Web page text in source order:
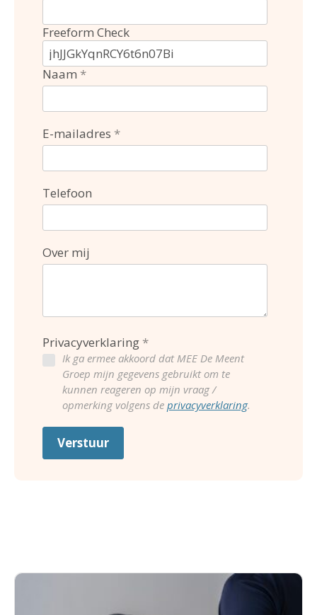
Freeform Check
Naam
E-mailadres
Telefoon
Over mij
Privacyverklaring
Ik ga ermee akkoord dat MEE De Meent
Groep mijn gegevens gebruikt om te
kunnen reageren op mijn vraag /
opmerking volgens de privacyverklaring.
Verstuur